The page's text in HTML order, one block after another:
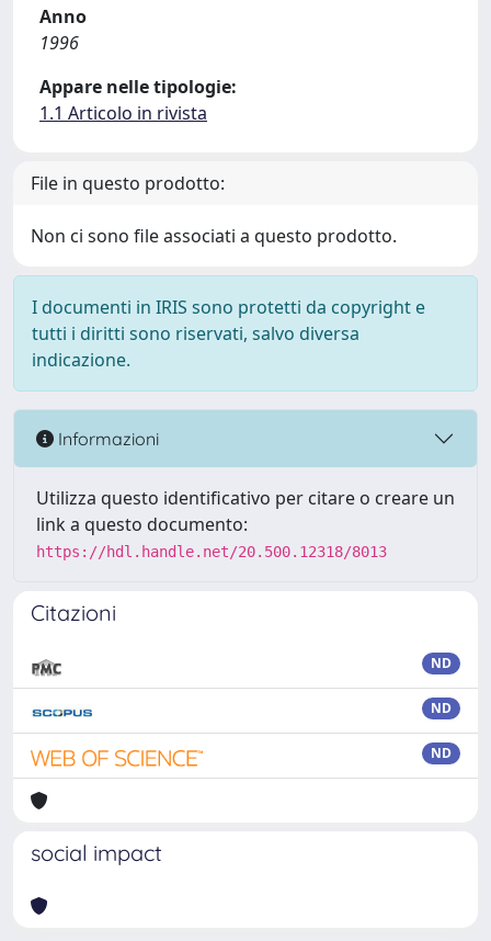
Anno
1996
Appare nelle tipologie:
1.1 Articolo in rivista
File in questo prodotto:
Non ci sono file associati a questo prodotto.
I documenti in IRIS sono protetti da copyright e
tutti i diritti sono riservati, salvo diversa
indicazione.
Informazioni
Utilizza questo identificativo per citare o creare un
link a questo documento:
https://hdl.handle.net/20.500.12318/8013
Citazioni
ND
ND
ND
social impact